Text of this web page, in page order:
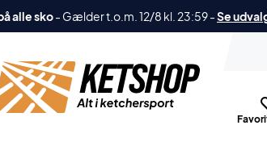
alle sko- Gælder t.o.m. 12/8 kl. 23:59-Se